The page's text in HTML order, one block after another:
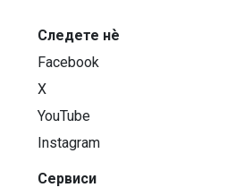
Следете нѐ
Facebook
X
YouTube
Instagram
Сервиси